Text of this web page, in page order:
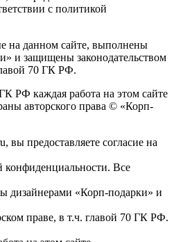
с политикой
на данном сайте, выполнены
и защищены законодательством
70 ГК РФ.
РФ каждая работа на этом сайте
авторского права © «Корп-
вы предоставляете согласие на
конфиденциальности. Все
дизайнерами «Корп-подарки» и
праве, в т.ч. главой 70 ГК РФ.